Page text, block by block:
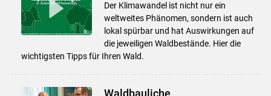
Der Klimawandel ist nicht nur ein
weltweites Phänomen, sondern ist auch
lokal spürbar und hat Auswirkungen auf
die jeweiligen Waldbestände. Hier die
wichtigsten Tipps für Ihren Wald.